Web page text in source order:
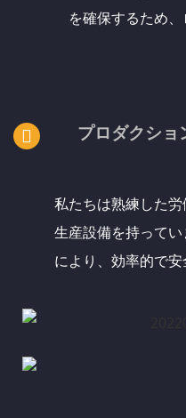
を確保するため、
プロダクショ
私たちは熟練した
生産設備を持って
により、効率的で安